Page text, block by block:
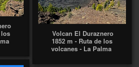
los
Volcan El Duraznero
1852 m - Ruta de los
volcanes - La Palma